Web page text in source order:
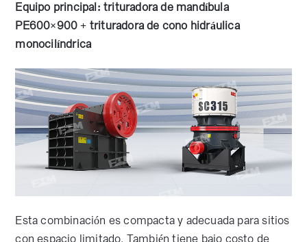
Equipo principal: trituradora de mandíbula
PE600×900 + trituradora de cono hidráulica
monocilíndrica
Esta combinación es compacta y adecuada para sitios